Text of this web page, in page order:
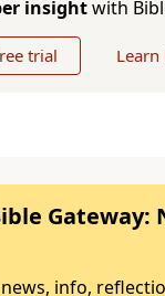
insightwith
trial
Gateway:
info,